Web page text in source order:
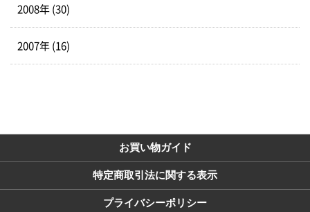
2008年 (30)
2007年 (16)
お買い物ガイド
特定商取引法に関する表示
プライバシーポリシー